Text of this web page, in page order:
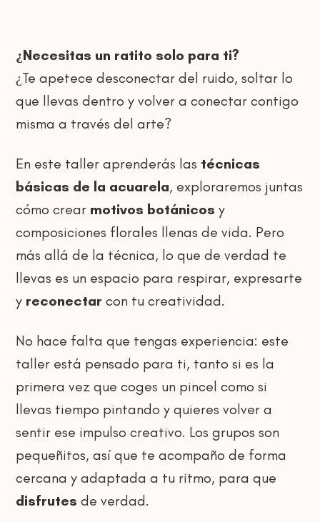
¿Necesitas un ratito solo para ti?
¿Te apetece desconectar del ruido, soltar lo
que llevas dentro y volver a conectar contigo
misma a través del arte?
En este taller aprenderás las técnicas
básicas de la acuarela, exploraremos juntas
cómo crear motivos botánicos y
composiciones florales llenas de vida. Pero
más allá de la técnica, lo que de verdad te
llevas es un espacio para respirar, expresarte
y reconectar con tu creatividad.
No hace falta que tengas experiencia: este
taller está pensado para ti, tanto si es la
primera vez que coges un pincel como si
llevas tiempo pintando y quieres volver a
sentir ese impulso creativo. Los grupos son
pequeñitos, así que te acompaño de forma
cercana y adaptada a tu ritmo, para que
disfrutes de verdad.